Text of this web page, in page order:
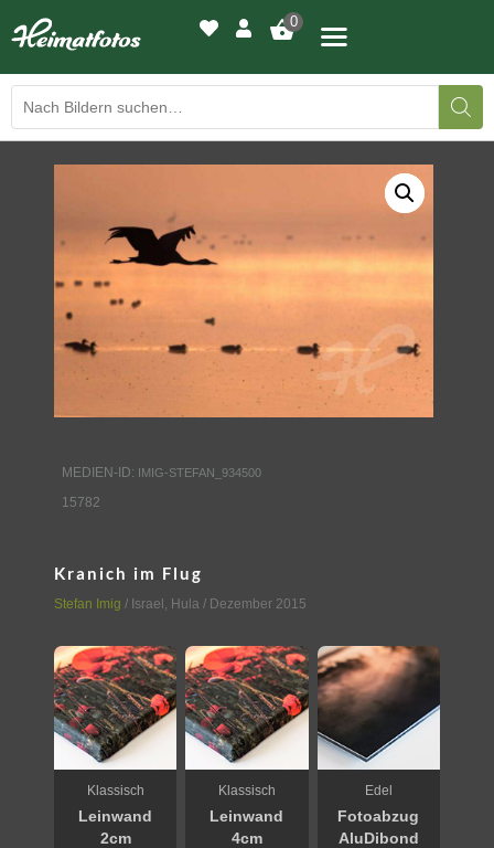
0
DRUCKQUALITÄTEN
LED-LEUCHTBILDER
WIR DRUCKEN IHR BILD
AUSSTELLUNGEN
KONTAKT
MEDIEN-ID: IMIG-STEFAN_934500
15782
Kranich im Flug
Stefan Imig / Israel , Hula / Dezember 2015
Klassisch
Leinwand
2cm
Klassisch
Leinwand
4cm
Edel
Fotoabzug
AluDibond